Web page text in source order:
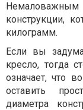
Немаловажным
конструкции,
килограмм.
Если вы
кресло, тогда
означает, что
оставить
диаметра